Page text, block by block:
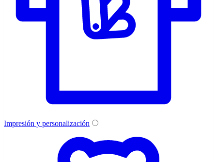
Impresión y personalización